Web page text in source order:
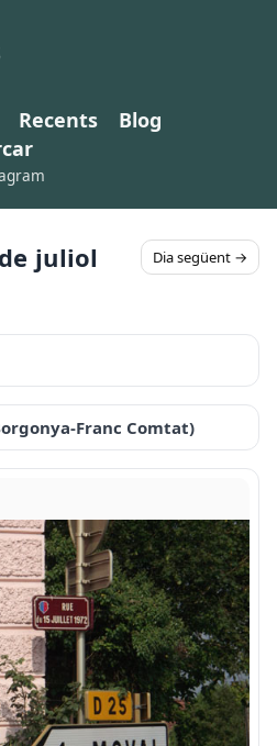
Recents
Blog
juliol Dia següent →
Franc Comtat)